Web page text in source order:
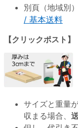
別頁（地域別
/ 基本送料
【クリックポスト】
サイズと重量が
収まる場合、